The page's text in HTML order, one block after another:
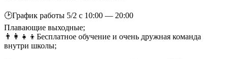
🕑График работы 5/2 с 10:00 — 20:00
Плавающие выходные;
👨‍👩‍👧‍👦Бесплатное обучение и очень дружная команда
внутри школы;